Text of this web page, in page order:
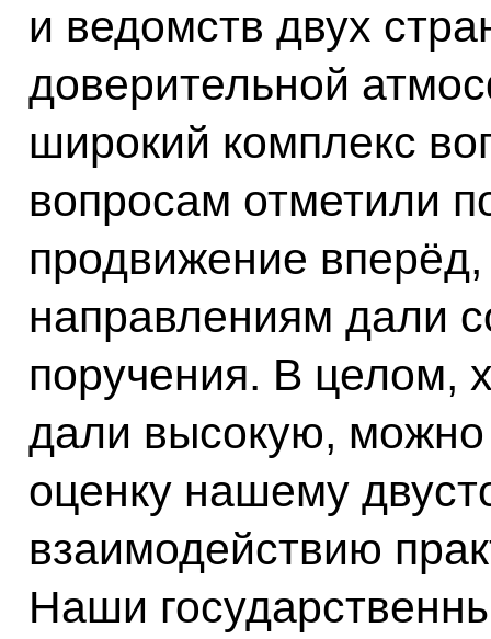
и ведомств двух
доверительной
широкий комплекс
вопросам отметили
продвижение
направлениям дали
поручения. В целом,
дали высокую, можно
оценку нашему
взаимодействию
Наши